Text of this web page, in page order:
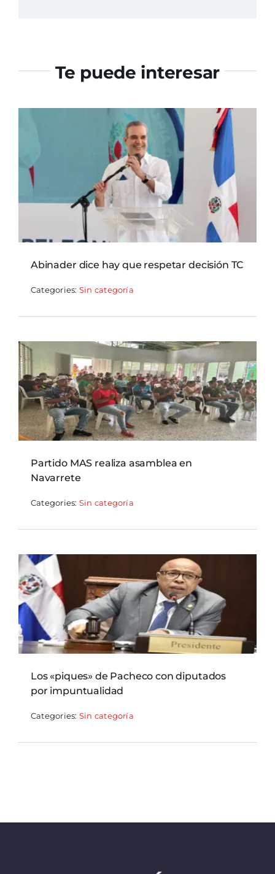
Te puede interesar
Abinader dice hay que respetar decisión TC
Categories: Sin categoría
Partido MAS realiza asamblea en
Navarrete
Categories: Sin categoría
Los «piques» de Pacheco con diputados
por impuntualidad
Categories: Sin categoría